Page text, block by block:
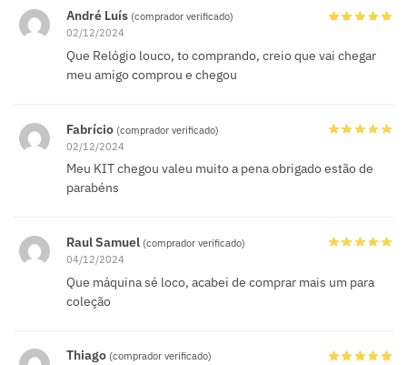
André Luís (comprador verificado)
02/12/2024
Que Relógio louco, to comprando, creio que vai chegar
meu amigo comprou e chegou
Fabrício (comprador verificado)
02/12/2024
Meu KIT chegou valeu muito a pena obrigado estão de
parabéns
Raul Samuel (comprador verificado)
04/12/2024
Que máquina sé loco, acabei de comprar mais um para
coleção
Thiago (comprador verificado)